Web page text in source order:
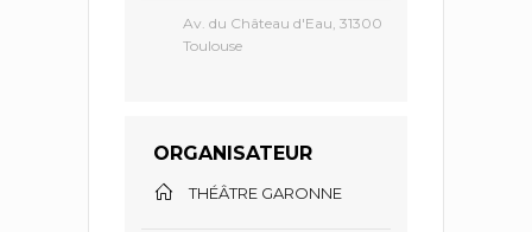
Av. du Château d'Eau, 31300
Toulouse
ORGANISATEUR
THÉÂTRE GARONNE